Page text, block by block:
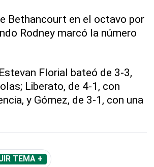
Bethancourt en el octavo por
Rodney marcó la número
Florial bateó de 3-3,
Liberato, de 4-1, con
y Gómez, de 3-1, con una
TEMA +